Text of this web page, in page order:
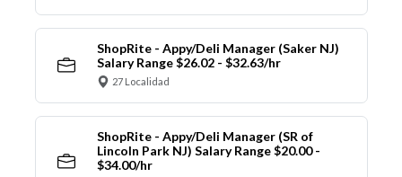
ShopRite - Appy/Deli Manager (Saker NJ)
Salary Range $26.02 - $32.63/hr
27 Localidad
ShopRite - Appy/Deli Manager (SR of
Lincoln Park NJ) Salary Range $20.00 -
$34.00/hr